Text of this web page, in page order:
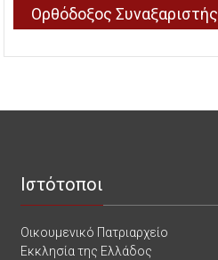
Ορθόδοξος Συναξαριστής
Ιστότοποι
Οικουμενικό Πατριαρχείο
Εκκλησία της Ελλάδος